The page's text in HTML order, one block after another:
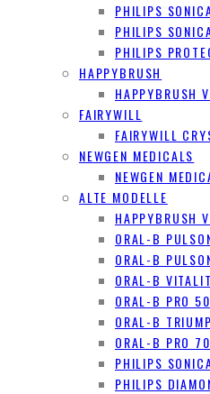
PHILIPS
PHILIPS
PHILIPS
HAPPYBRUSH
HAPPYBRUSH
FAIRYWILL
FAIRYWILL
NEWGEN MEDICALS
NEWGEN
ALTE MODELLE
HAPPYBRUSH
ORAL-B
ORAL-B
ORAL-B
ORAL-B PRO
ORAL-B
ORAL-B PRO
PHILIPS
PHILIPS